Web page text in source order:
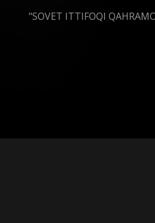
"SOVET ITTIFOQI